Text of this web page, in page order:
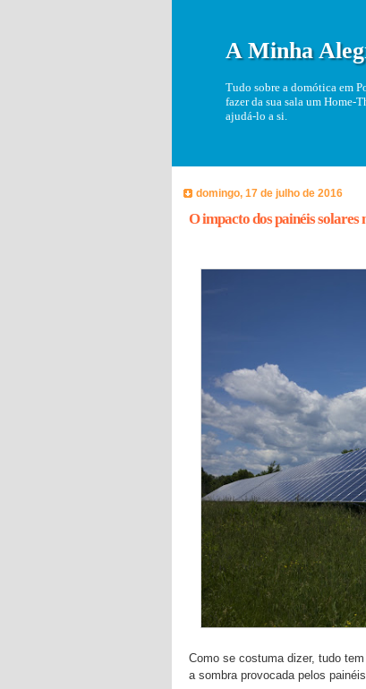
A Minha
Tudo sobre a domótica em
fazer da sua sala um Home-
ajudá-lo a si.
domingo, 17 de julho de 2016
O impacto dos painéis solares
Como se costuma dizer, tudo
a sombra provocada pelos